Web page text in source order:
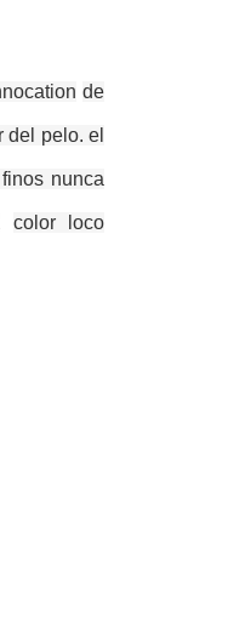
de
del pelo. el
nunca
color loco